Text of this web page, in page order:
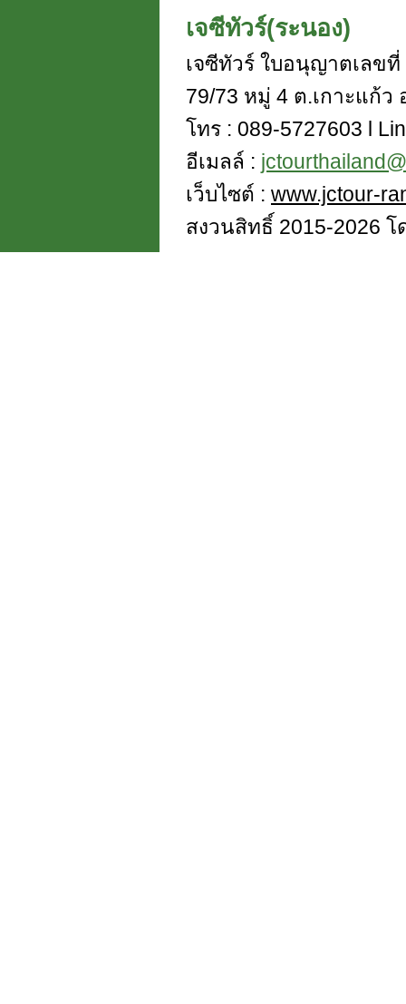
เจซีทัวร์(ระนอง)
เจซีทัวร์ ใบอนุญาตเลขที่
79/73 หมู่ 4 ต.เกาะแก้ว
โทร : 089-5727603 l
อีเมลล์ :
เว็บไซต์ : www.jctour-
สงวนสิทธิ์ 2015-2026 โ